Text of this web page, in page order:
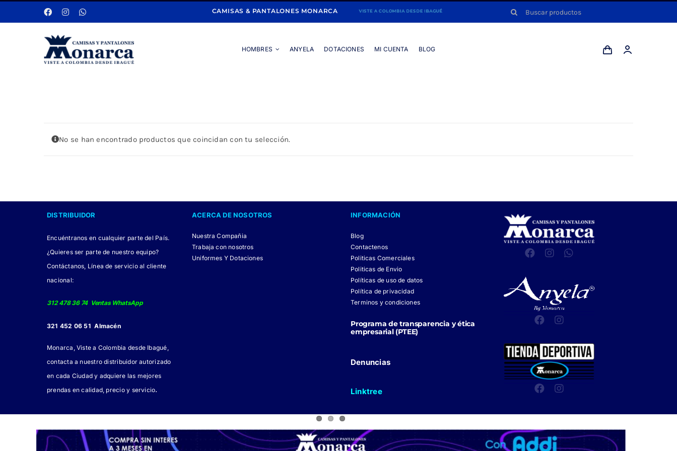
al
CAMISAS & PANTALONES MONARCA Buscar:
HOMBRES ANYELA DOTACIONES MI CUENTA BLOG
No se han encontrado productos que coincidan con tu selección.
DISTRIBUIDOR
Encuéntranos en cualquier parte del País.
¿Quieres ser parte de nuestro equipo?
Contáctanos, Línea de servicio al cliente
nacional:
312 478 36 74 Ventas WhatsApp
321 452 06 51 Almacén
Monarca, Viste a Colombia desde Ibagué,
contacta a nuestro distribuidor autorizado
en cada Ciudad y adquiere las mejores
prendas en calidad, precio y servicio.
ACERCA DE NOSOTROS
Nuestra Compañia
Trabaja con nosotros
Uniformes Y Dotaciones
INFORMACIÓN
Blog
Contactenos
Politicas Comerciales
Politicas de Envio
Políticas de uso de datos
Política de privacidad
Terminos y condiciones
Programa de transparencia y ética
empresarial (PTEE)
Denuncias
Linktree